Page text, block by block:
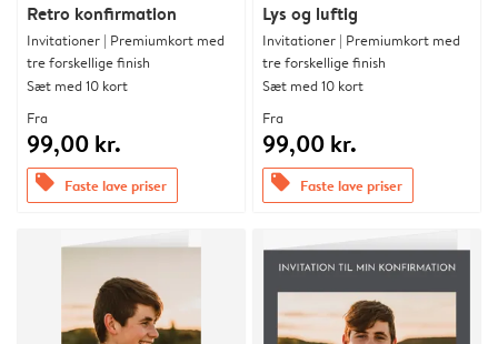
Retro konfirmation
Invitationer | Premiumkort med
tre forskellige finish
Sæt med 10 kort
Fra
99,00 kr.
offers Faste lave priser
Lys og luftig
Invitationer | Premiumkort med
tre forskellige finish
Sæt med 10 kort
Fra
99,00 kr.
offers Faste lave priser